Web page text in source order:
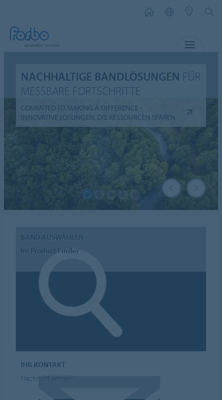
NACHHALTIGE BANDLÖSUNGEN FÜR
MESSBARE FORTSCHRITTE
COMMITED TO MAKING A DIFFERENCE -
INNOVATIVE LÖSUNGEN, DIE RESSOURCEN SPAREN
BAND AUSWÄHLEN
Im Product Finder
IHR KONTAKT
Nachricht senden